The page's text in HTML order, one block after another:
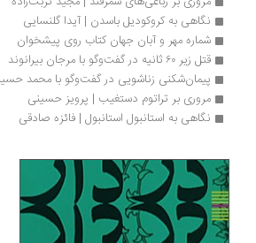
نگاهی به کروکودیل باسدن | آیدا گلنسایی
شماره مهر و آبان جهان کتاب روی پیشخوان
قتل زیر ۶۰ ثانیه در گفت‌وگو با مرجان بیرانوند
پیمان‌شکنی زناشویی در گفت‌وگو با محمد حسینی
مروری بر تراتوم دستغیب | پرویز حسینی
نگاهی به استانبول استانبول | فائزه صادقی